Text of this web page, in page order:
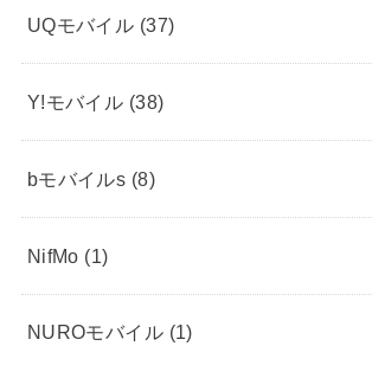
UQモバイル (37)
Y!モバイル (38)
bモバイルs (8)
NifMo (1)
NUROモバイル (1)